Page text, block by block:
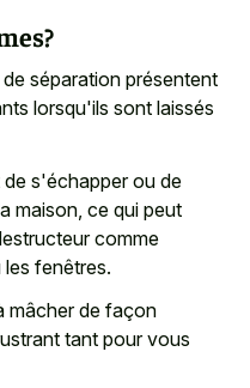
séparation présentent
lorsqu'ils sont laissés
s'échapper ou de
maison, ce qui peut
comme
fenêtres.
mâcher de façon
tant pour vous